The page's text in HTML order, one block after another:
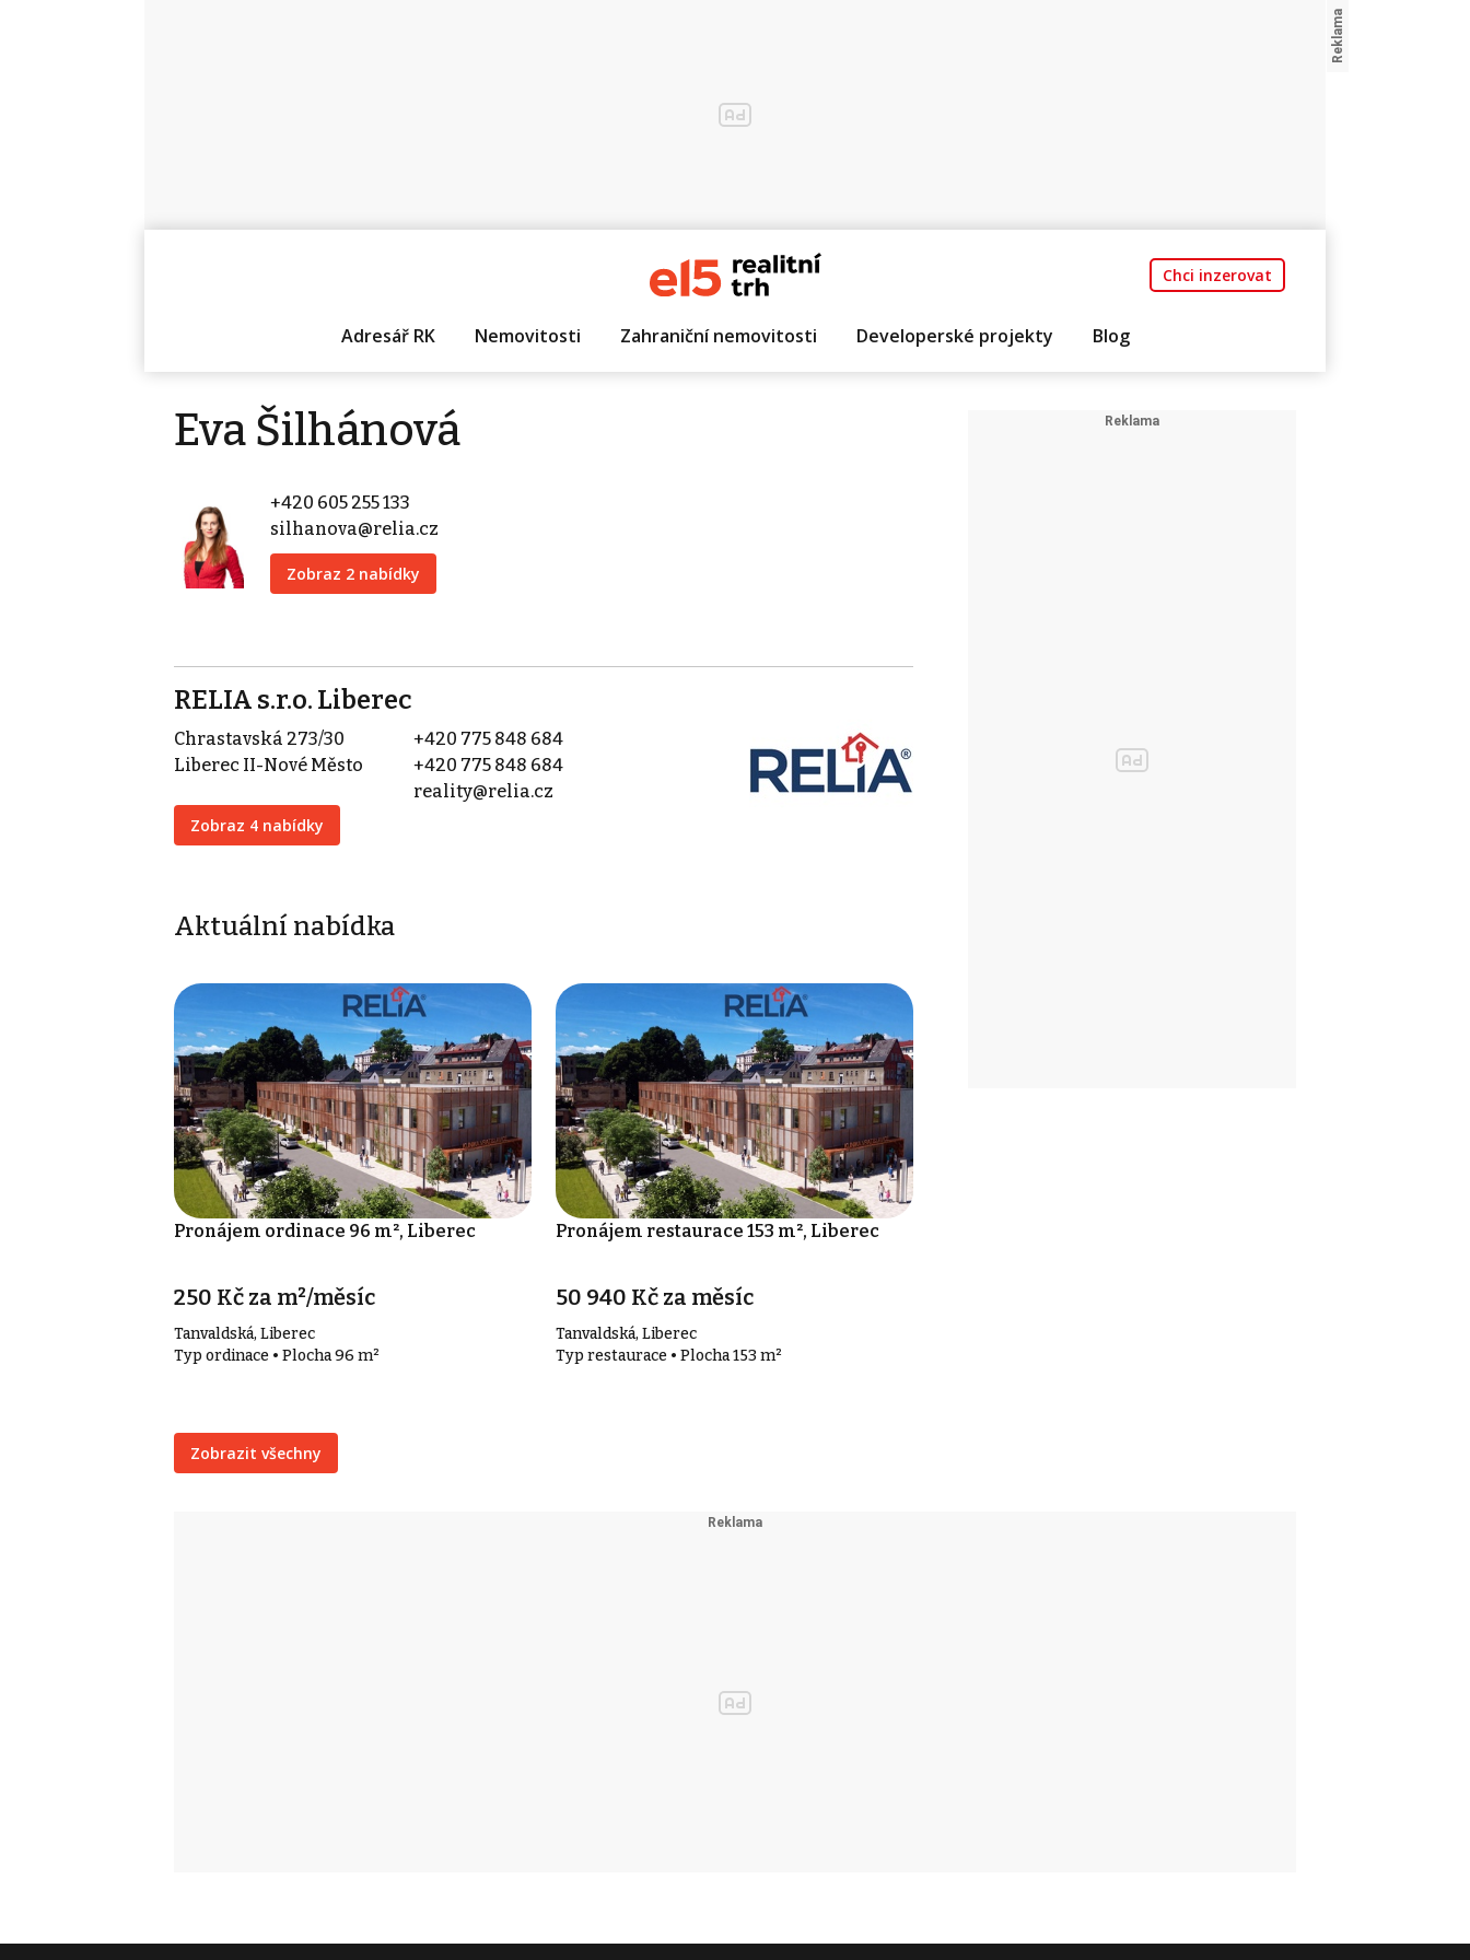
Chci inzerovat
Adresář RK Nemovitosti Zahraniční nemovitosti Developerské projekty Blog
Eva Šilhánová
+420 605 255 133
silhanova@relia.cz
Zobraz 2 nabídky
RELIA s.r.o. Liberec
Chrastavská 273/30
Liberec II-Nové Město
Zobraz 4 nabídky
+420 775 848 684
+420 775 848 684
reality@relia.cz
Aktuální nabídka
Pronájem ordinace 96 m², Liberec
250 Kč za m²/měsíc
Tanvaldská, Liberec
Typ ordinace • Plocha 96 m²
Pronájem restaurace 153 m², Liberec
50 940 Kč za měsíc
Tanvaldská, Liberec
Typ restaurace • Plocha 153 m²
Zobrazit všechny